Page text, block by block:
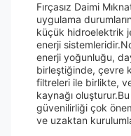
Fırçasız Daimi
uygulama
küçük hidroelektrik
enerji
enerji yoğunluğu,
birleştiğinde, çevre
filtreleri ile birlikte,
kaynağı
güvenilirliği çok
ve uzaktan